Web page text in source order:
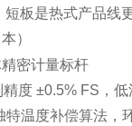
短板是热式产品线
）
精密计量标杆
度 ±0.5% FS，
特温度补偿算法，